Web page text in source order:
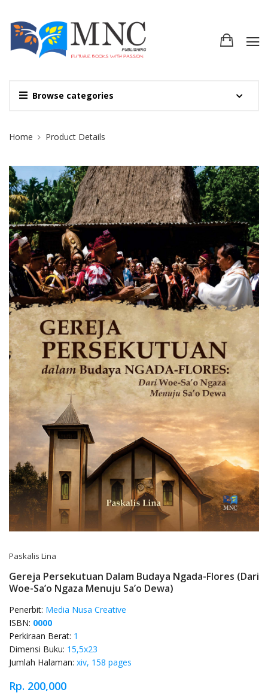
Browse categories
Site Breadcrumb
Home Product Details
Paskalis Lina
Gereja Persekutuan Dalam Budaya Ngada-Flores (Dari
Woe-Sa’o Ngaza Menuju Sa’o Dewa)
Penerbit: Media Nusa Creative
ISBN: 0000
Perkiraan Berat: 1
Dimensi Buku: 15,5x23
Jumlah Halaman: xiv, 158 pages
Rp. 200,000